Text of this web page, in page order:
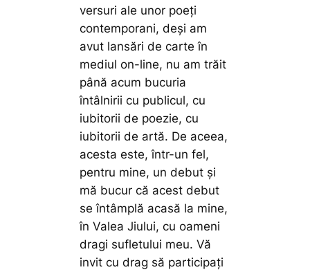
versuri ale unor poeți
contemporani, deși am
avut lansări de carte în
mediul on-line, nu am trăit
până acum bucuria
întâlnirii cu publicul, cu
iubitorii de poezie, cu
iubitorii de artă. De aceea,
acesta este, într-un fel,
pentru mine, un debut și
mă bucur că acest debut
se întâmplă acasă la mine,
în Valea Jiului, cu oameni
dragi sufletului meu. Vă
invit cu drag să participați